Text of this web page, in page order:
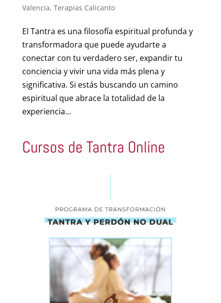
Valencia, Terapias Calicanto
El Tantra es una filosofía espiritual profunda y
transformadora que puede ayudarte a
conectar con tu verdadero ser, expandir tu
conciencia y vivir una vida más plena y
significativa. Si estás buscando un camino
espiritual que abrace la totalidad de la
experiencia...
Cursos de Tantra Online